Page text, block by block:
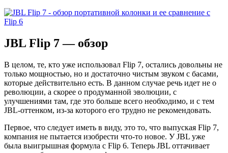
JBL Flip 7 — обзор
В целом, те, кто уже использовал Flip 7, остались довольны не
только мощностью, но и достаточно чистым звуком с басами,
которые действительно есть. В данном случае речь идет не о
революции, а скорее о продуманной эволюции, с
улучшениями там, где это больше всего необходимо, и с тем
JBL-оттенком, из-за которого его трудно не рекомендовать.
Первое, что следует иметь в виду, это то, что выпуская Flip 7,
компания не пытается изобрести что-то новое. У JBL уже
была выигрышная формула с Flip 6. Теперь JBL оттачивает